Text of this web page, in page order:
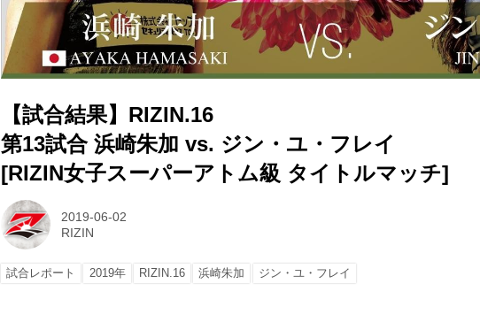
【試合結果】RIZIN.16
第13試合 浜崎朱加 vs. ジン・ユ・フレイ
[RIZIN女子スーパーアトム級 タイトルマッチ]
2019-06-02
RIZIN
試合レポート 2019年 RIZIN.16 浜崎朱加 ジン・ユ・フレイ